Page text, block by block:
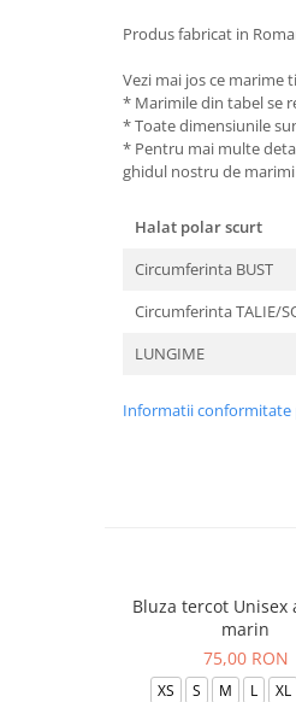
Produs fabricat in
Vezi mai jos ce marime
* Marimile din tabel se
* Toate dimensiunile
* Pentru mai multe
ghidul nostru de marimi
Halat polar scurt
Circumferinta BUST
Circumferinta TALIE/
LUNGIME
Informatii conformitate
Bluza tercot Unisex
marin
75,00 RON
XS S M L XL